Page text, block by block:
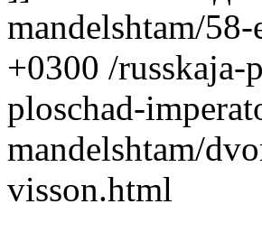
mandelshtam/
+0300 /russkaja-
ploschad-
mandelshtam/
visson.html